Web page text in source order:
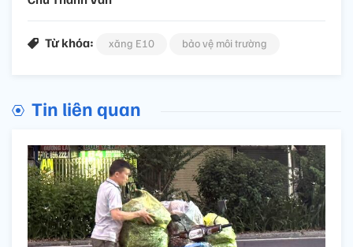
Từ khóa: xăng E10 bảo vệ môi trường
Tin liên quan